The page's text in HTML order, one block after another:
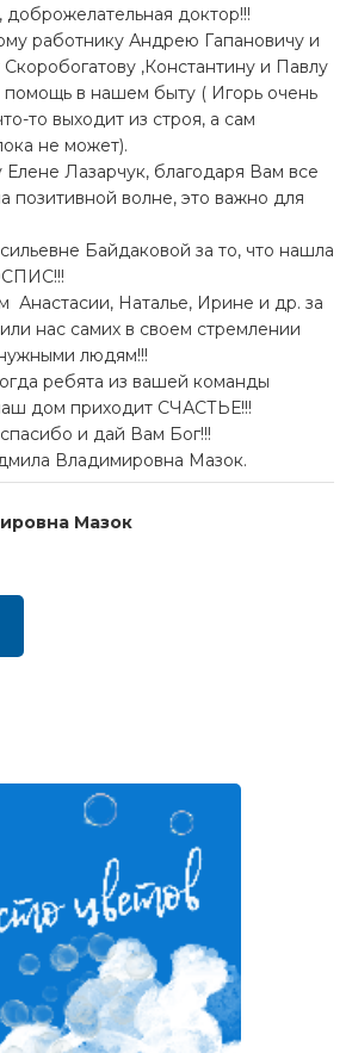
доктор!!!
работнику Андрею Гапановичу и
,Константину и Павлу
помощь в нашем быту ( Игорь очень
то выходит из строя, а сам
не может).
Елене Лазарчук, благодаря Вам все
позитивной волне, это важно для
Байдаковой за то, что нашла
Анастасии, Наталье, Ирине и др. за
нас самих в своем стремлении
людям!!!
ребята из вашей команды
дом приходит СЧАСТЬЕ!!!
и дай Вам Бог!!!
Владимировна Мазок.
Мазок